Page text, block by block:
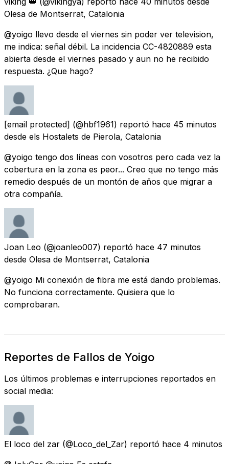
Olesa de Montserrat, Catalonia
@yoigo llevo desde el viernes sin poder ver television,
me indica: señal débil. La incidencia CC-4820889 esta
abierta desde el viernes pasado y aun no he recibido
respuesta. ¿Que hago?
[email protected] (@hbf1961) reportó hace 45 minutos
desde els Hostalets de Pierola, Catalonia
@yoigo tengo dos líneas con vosotros pero cada vez la
cobertura en la zona es peor... Creo que no tengo más
remedio después de un montón de años que migrar a
otra compañía.
Joan Leo (@joanleo007) reportó hace 47 minutos
desde Olesa de Montserrat, Catalonia
@yoigo Mi conexión de fibra me está dando problemas.
No funciona correctamente. Quisiera que lo
comprobaran.
Reportes de Fallos de Yoigo
Los últimos problemas e interrupciones reportados en
social media:
El loco del zar (@Loco_del_Zar) reportó hace 4 minutos